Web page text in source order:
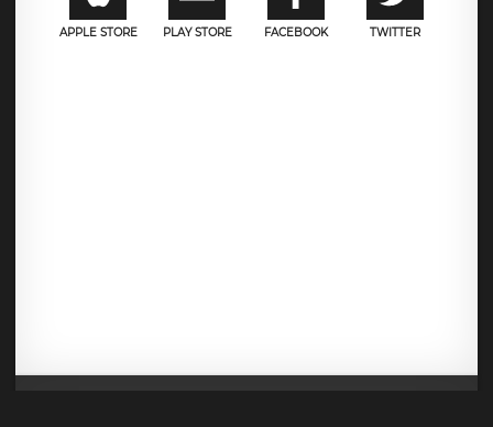
APPLE STORE PLAY STORE FACEBOOK TWITTER